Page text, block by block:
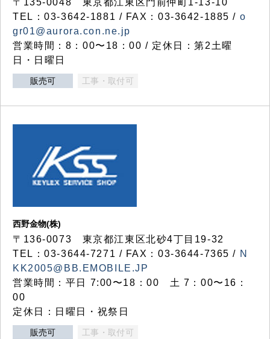
〒135-0048 東京都江東区門前仲町1-13-10
TEL：03-3642-1881 / FAX：03-3642-1885 / o
gr01@aurora.con.ne.jp
営業時間：8：00〜18：00 / 定休日：第2土曜
日・日曜日
販売可 工事・取付可
西野金物(株)
〒136-0073 東京都江東区北砂4丁目19-32
TEL：03‐3644‐7271 / FAX：03-3644-7365 / N
KK2005@BB.EMOBILE.JP
営業時間：平日 7:00〜18：00 土 7：00〜16：
00
定休日：日曜日・祝祭日
販売可 工事・取付可